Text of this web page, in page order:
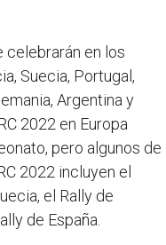
celebrarán en los
Suecia, Portugal,
Argentina y
2022 en Europa
pero algunos de
2022 incluyen el
el Rally de
de España.